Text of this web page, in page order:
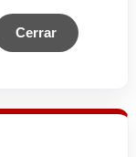
Cerrar